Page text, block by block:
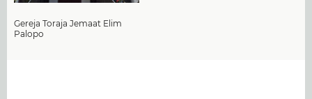
Gereja Toraja Jemaat Elim
Palopo